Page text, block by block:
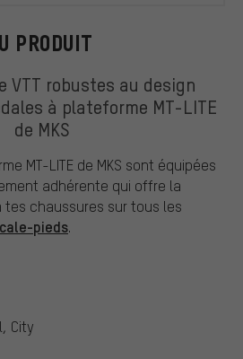
PRODUIT
VTT robustes au design
à plateforme MT-LITE
de MKS
MT-LITE de MKS sont équipées
adhérente qui offre la
tes chaussures sur tous les
cale-pieds.
City